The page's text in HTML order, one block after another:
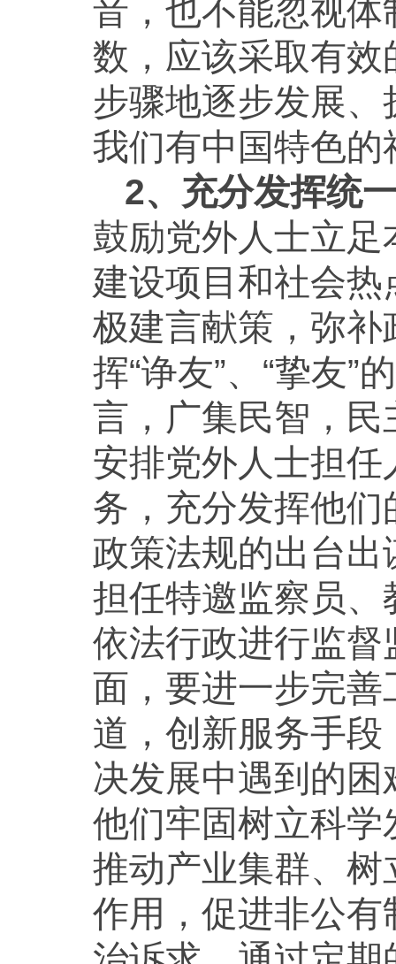
音，也不能忽视
数，应该采取有
步骤地逐步发展
我们有中国特色
2、充分发挥统
鼓励党外人士立
建设项目和社会
极建言献策，弥
挥“诤友”、“挚友”
言，广集民智，
安排党外人士担
务，充分发挥他
政策法规的出台
担任特邀监察员
依法行政进行监
面，要进一步完
道，创新服务手
决发展中遇到的
他们牢固树立科
推动产业集群、
作用，促进非公